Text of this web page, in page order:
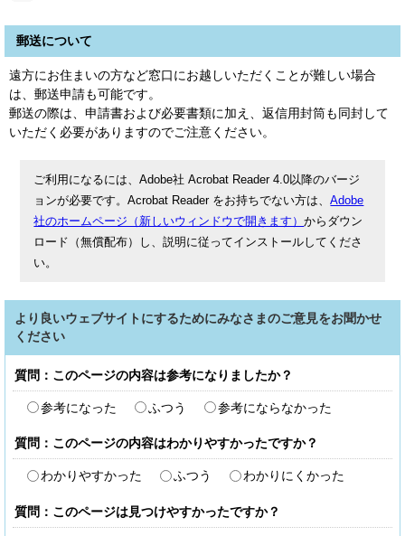
郵送について
遠方にお住まいの方など窓口にお越しいただくことが難しい場合
は、郵送申請も可能です。
郵送の際は、申請書および必要書類に加え、返信用封筒も同封して
いただく必要がありますのでご注意ください。
ご利用になるには、Adobe社 Acrobat Reader 4.0以降のバージ
ョンが必要です。Acrobat Reader をお持ちでない方は、Adobe
社のホームページ（新しいウィンドウで開きます）からダウン
ロード（無償配布）し、説明に従ってインストールしてくださ
い。
より良いウェブサイトにするためにみなさまのご意見をお聞かせ
ください
質問：このページの内容は参考になりましたか？
参考になった ふつう 参考にならなかった
質問：このページの内容はわかりやすかったですか？
わかりやすかった ふつう わかりにくかった
質問：このページは見つけやすかったですか？